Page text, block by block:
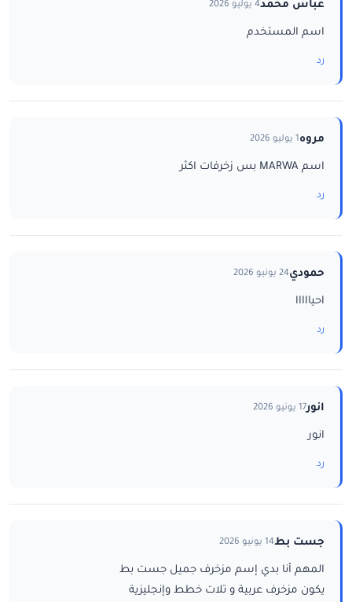
عباس محمد4 يوليو 2026
اسم المستخدم
رد
مروه1 يوليو 2026
اسم MARWA بس زخرفات اكثر
رد
حمودي24 يونيو 2026
احيااااا
رد
انور17 يونيو 2026
انور
رد
جست بط14 يونيو 2026
المهم أنا بدي إسم مزخرف جميل جست بط
يكون مزخرف عربية و تلات خطط وإنجليزية